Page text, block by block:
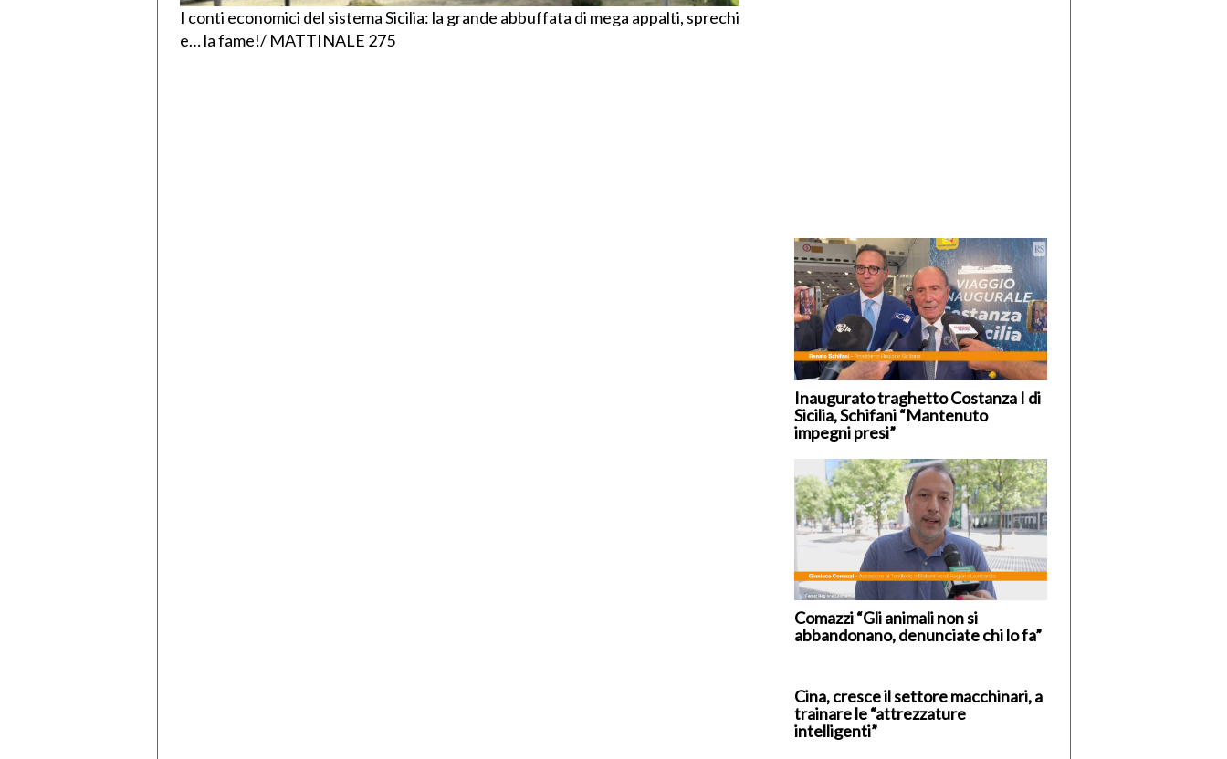
I conti economici del sistema Sicilia: la grande abbuffata di mega appalti, sprechi
e… la fame!/ MATTINALE 275
Inaugurato traghetto Costanza I di
Sicilia, Schifani “Mantenuto
impegni presi”
Comazzi “Gli animali non si
abbandonano, denunciate chi lo fa”
Cina, cresce il settore macchinari, a
trainare le “attrezzature
intelligenti”